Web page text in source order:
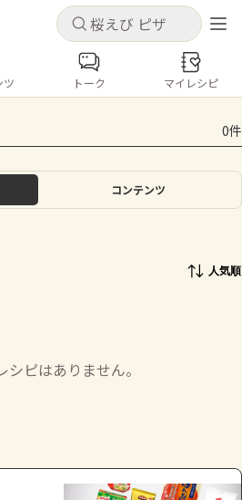
キャンセル
とレシピを保存できます
キャンセル
コンテンツ
トマト
とうもろこし
ツ トーク マイレシピ
0件
コンテンツ
人気順
シピはありません。